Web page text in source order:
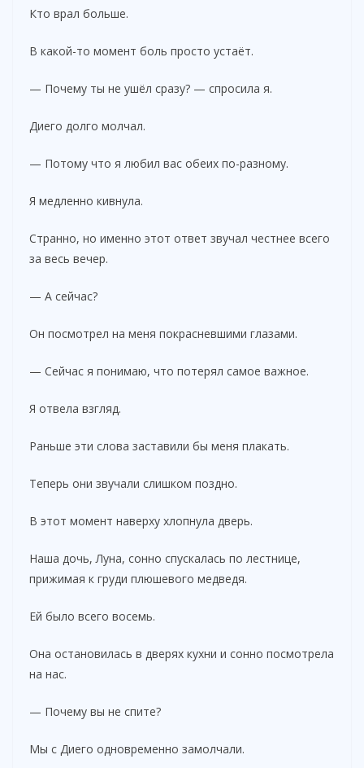
Кто врал больше.
В какой-то момент боль просто устаёт.
— Почему ты не ушёл сразу? — спросила я.
Диего долго молчал.
— Потому что я любил вас обеих по-разному.
Я медленно кивнула.
Странно, но именно этот ответ звучал честнее всего
за весь вечер.
— А сейчас?
Он посмотрел на меня покрасневшими глазами.
— Сейчас я понимаю, что потерял самое важное.
Я отвела взгляд.
Раньше эти слова заставили бы меня плакать.
Теперь они звучали слишком поздно.
В этот момент наверху хлопнула дверь.
Наша дочь, Луна, сонно спускалась по лестнице,
прижимая к груди плюшевого медведя.
Ей было всего восемь.
Она остановилась в дверях кухни и сонно посмотрела
на нас.
— Почему вы не спите?
Мы с Диего одновременно замолчали.